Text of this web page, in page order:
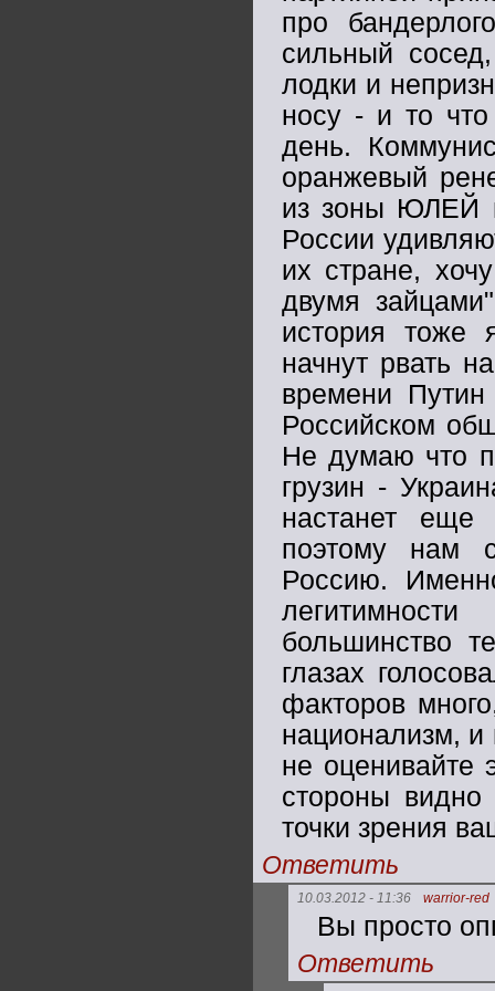
про
сильный
лодки и
носу - и то что
день.
оранжевый
из зоны ЮЛЕЙ
России
их стране,
двумя
история тоже
начнут рвать
времени
Российском
Не думаю что
грузин -
настанет еще
поэтому нам
Россию.
большинство
глазах
факторов
национализм, и
не оценивайте
стороны
точки зрения
Ответить
10.03.2012 - 11:36 warrior-red
Вы просто
Ответить